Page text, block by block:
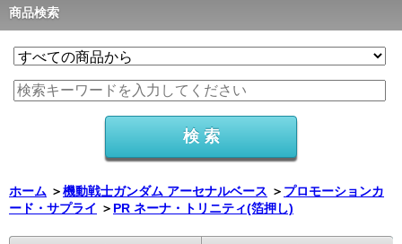
商品検索
ホーム ＞機動戦士ガンダム アーセナルベース ＞ プロモーションカ
ード・サプライ ＞ PR ネーナ・トリニティ(箔押し)